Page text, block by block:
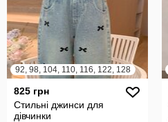
92, 98, 104, 110, 116, 122, 128
825 грн
Стильні джинси для
дівчинки